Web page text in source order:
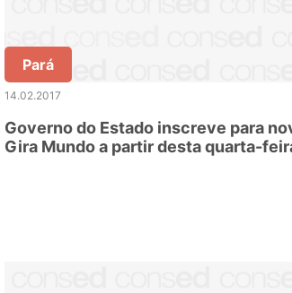
Pará
14.02.2017
Governo do Estado inscreve para
Gira Mundo a partir desta quarta-